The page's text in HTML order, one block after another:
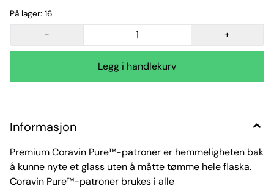
På lager: 16
- +
Informasjon
Premium Coravin Pure™-patroner er hemmeligheten bak
å kunne nyte et glass uten å måtte tømme hele flaska.
Coravin Pure™-patroner brukes i alle